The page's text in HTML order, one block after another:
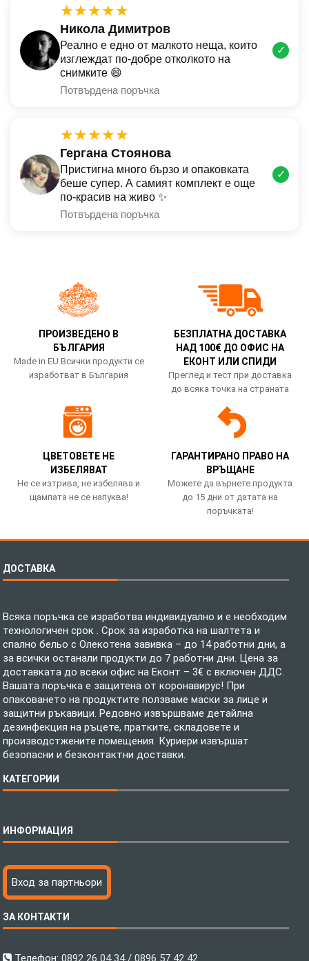
★★★★★
Никола Димитров
Реално е едно от малкото неща, които
изглеждат по-добре отколкото на
снимките 😄
Потвърдена поръчка
✓
★★★★★
Гергана Стоянова
Пристигна много бързо и опаковката
беше супер. А самият комплект е още
по-красив на живо ✨
Потвърдена поръчка
✓
ПРОИЗВЕДЕНО В
БЪЛГАРИЯ
Made in EU Всички продукти се
изработват в България
БЕЗПЛАТНА ДОСТАВКА
НАД 100€ ДО ОФИС НА
ЕКОНТ ИЛИ СПИДИ
Преглед и тест при доставка
до всяка точка на страната
ЦВЕТОВЕТЕ НЕ
ИЗБЕЛЯВАТ
Не се изтрива, не избелява и
щампата не се напуква!
ГАРАНТИРАНО ПРАВО НА
ВРЪЩАНЕ
Можете да върнете продукта
до 15 дни от датата на
поръчката!
ДОСТАВКА
Всяка поръчка се изработва индивидуално и е необходим
технологичен срок . Срок за изработка на шалтета и
спално бельо с Олекотена завивка – до 14 работни дни, а
за всички останали продукти до 7 работни дни. Цена за
доставката до всеки офис на Еконт – 3€ с включен ДДС.
Вашата поръчка е защитена от коронавирус! При
опаковането на продуктите ползваме маски за лице и
защитни ръкавици. Редовно извършваме детайлна
дезинфекция на ръцете, пратките, складовете и
производстжените помещения. Куриери извършат
безопасни и безконтактни доставки.
КАТЕГОРИИ
Бебешки спални комплекти
Тениски с пълноцветен печат
Хавлиени кърпи
Пончо за водни спортове
Микрофибърни Велурени Кърпи
ИНФОРМАЦИЯ
Технология на печатане
Файлове за печат
Как да поръчам?
С какво сме различни?
Вход за партньори
ЗА КОНТАКТИ
Телефон:0892 26 04 34 / 0896 57 42 42